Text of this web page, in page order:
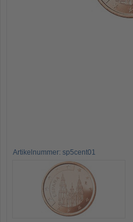
Artikelnummer: sp5cent01